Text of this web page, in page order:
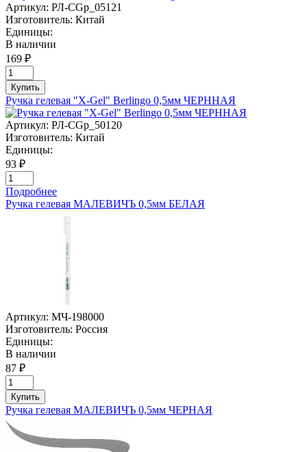
Артикул: РЛ-CGp_05121
Изготовитель: Китай
Единицы:
В наличии
169 ₽
Купить
Ручка гелевая "X-Gel" Berlingo 0,5мм ЧЕРННАЯ
Артикул: РЛ-CGp_50120
Изготовитель: Китай
Единицы:
93 ₽
Подробнее
Ручка гелевая МАЛЕВИЧЪ 0,5мм БЕЛАЯ
Артикул: МЧ-198000
Изготовитель: Россия
Единицы:
В наличии
87 ₽
Купить
Ручка гелевая МАЛЕВИЧЪ 0,5мм ЧЕРНАЯ